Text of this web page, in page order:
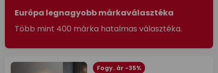
Európa legnagyobb márkaválasztéka
Több mint 400 márka hatalmas választéka.
Fogy. ár -35%